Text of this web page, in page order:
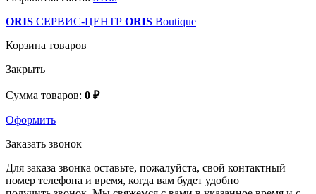
ORIS СЕРВИС-ЦЕНТР ORIS Boutique
Корзина товаров
Закрыть
Сумма товаров: 0 ₽
Оформить
Заказать звонок
Для заказа звонка оставьте, пожалуйста, свой контактный
номер телефона и время, когда вам будет удобно